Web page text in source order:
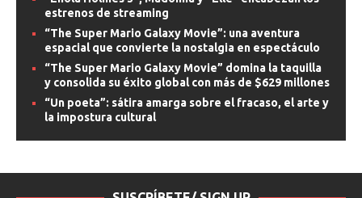
“Enola Holmes 3”, Madonna y “Elle” encabezan los
estrenos de streaming
“The Super Mario Galaxy Movie”: una aventura
espacial que convierte la nostalgia en espectáculo
“The Super Mario Galaxy Movie” domina la taquilla
y consolida su éxito global con más de $629 millones
“Un poeta”: sátira amarga sobre el fracaso, el arte y
la impostura cultural